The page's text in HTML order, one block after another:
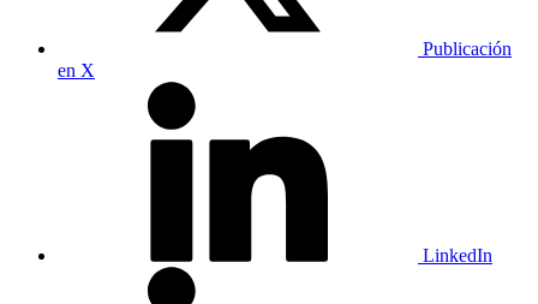
Publicación
en X
LinkedIn